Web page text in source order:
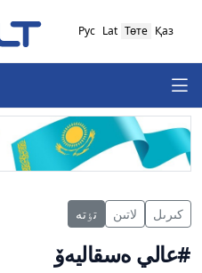
Қаз
Төте
Lat
Рус
كىرىل لاتىن تٶتە
#عالي ەسقاليەۆ